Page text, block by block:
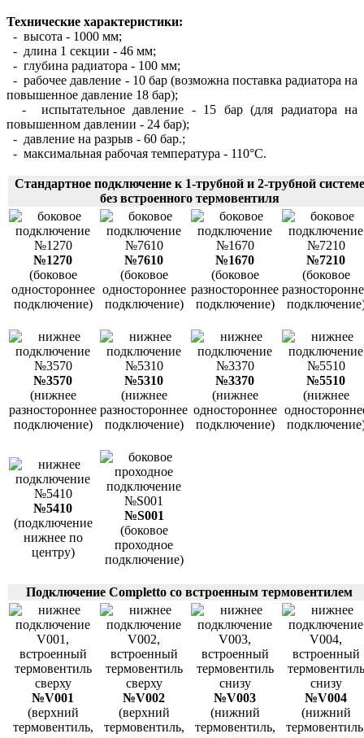
Технические характеристики:
- высота - 1000 мм;
- длина 1 секции - 46 мм;
- глубина радиатора - 100 мм;
- рабочее давление - 10 бар (возможна поставка радиатора на
повышенное давление 18 бар);
- испытательное давление - 15 бар (для радиатора на
повышенном давлении - 24 бар);
- давление на разрыв - 60 бар.;
- максимальная рабочая температура - 110°С.
Стандартное подключение к 1-трубной и 2-трубной системе
без встроенного термовентиля
№1270
(боковое
одностороннее
подключение)
№7610
(боковое
одностороннее
подключение)
№1670
(боковое
разностороннее
подключение)
№7210
(боковое
№3570
(нижнее
разностороннее
подключение)
№5310
(нижнее
разностороннее
подключение)
№3370
(нижнее
одностороннее
подключение)
№5510
(нижнее
№5410
(подключение
нижнее по
центру)
№S001
(боковое
проходное
подключение)
Подключение Completto со встроенным термовентилем
№V001
(верхний
термовентиль,
№V002
(верхний
термовентиль,
№V003
(нижний
термовентиль,
№V004
(нижний